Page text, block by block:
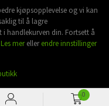
0
kjøpsopplevelse og vi kan
til å lagre
handlekurven din. Fortsett å
Les merellerendre innstillinger